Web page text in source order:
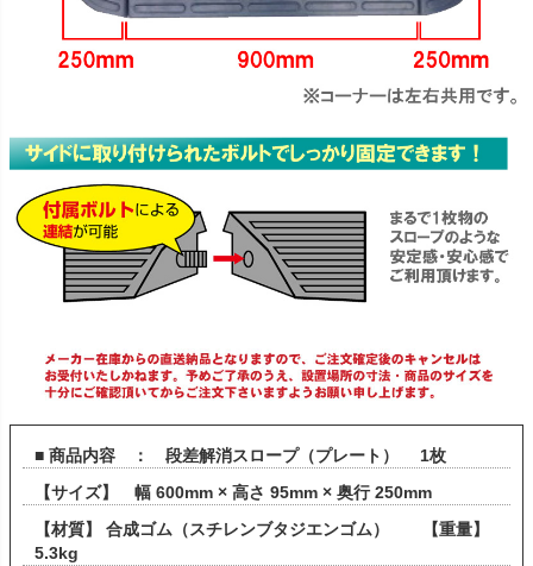
■ 商品内容 ： 段差解消スロープ（プレート） 1枚
【サイズ】 幅 600mm × 高さ 95mm × 奥行 250mm
【材質】 合成ゴム（スチレンブタジエンゴム） 【重量】
5.3kg